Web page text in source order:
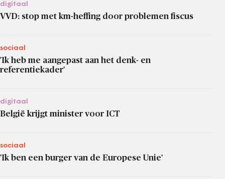
digitaal
VVD: stop met km-heffing door problemen fiscus
sociaal
'Ik heb me aangepast aan het denk- en
referentiekader'
digitaal
België krijgt minister voor ICT
sociaal
'Ik ben een burger van de Europese Unie'